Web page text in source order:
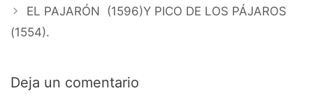
EL PAJARÓN (1596)Y PICO DE LOS PÁJAROS
(1554).
Deja un comentario